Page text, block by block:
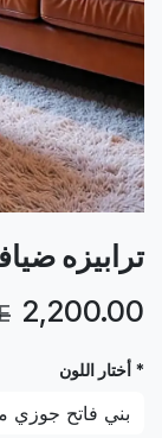
ترابيزه
2,200.00
* أختار اللون